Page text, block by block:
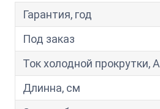
Гарантия, год
Под заказ
Ток холодной прокрутки, A
Длинна, см